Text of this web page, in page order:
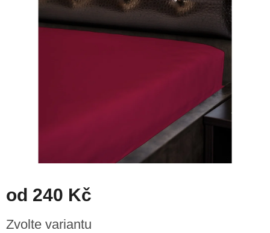
hvězdiček.
od 240 Kč
cena:
Zvolte variantu